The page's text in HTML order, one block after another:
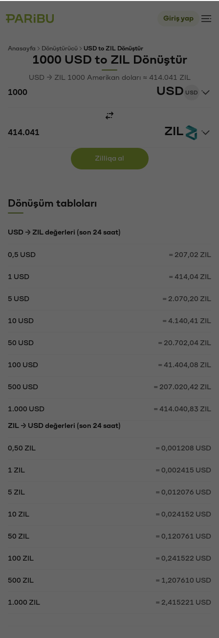
Giriş yap
Anasayfa Dönüştürücü USD to ZIL Dönüştür
1000 USD to ZIL Dönüştür
USD → ZIL 1000 Amerikan doları ≈ 414.041 ZIL
USD USD
ZIL
Zilliqa al
Dönüşüm tabloları
USD → ZIL değerleri (son 24 saat)
0,5 USD = 207,02 ZIL
1 USD = 414,04 ZIL
5 USD = 2.070,20 ZIL
10 USD = 4.140,41 ZIL
50 USD = 20.702,04 ZIL
100 USD = 41.404,08 ZIL
500 USD = 207.020,42 ZIL
1.000 USD = 414.040,83 ZIL
ZIL → USD değerleri (son 24 saat)
0,50 ZIL = 0,001208 USD
1 ZIL = 0,002415 USD
5 ZIL = 0,012076 USD
10 ZIL = 0,024152 USD
50 ZIL = 0,120761 USD
100 ZIL = 0,241522 USD
500 ZIL = 1,207610 USD
1.000 ZIL = 2,415221 USD